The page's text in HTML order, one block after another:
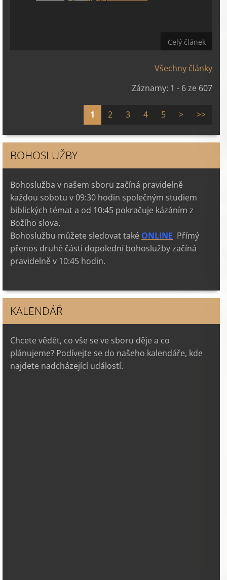
Celý článek
Všechny články
Záznamy: 1 - 6 ze 607
1 2 3 4 5 > >>
BOHOSLUŽBY
Bohoslužba v našem sboru začíná pravidelně
každou sobotu v 09:30 hodin společným studiem
biblických témat a od 10:45 pokračuje kázáním z
Božího slova.
Bohoslužbu můžete sledovat také ONLINE. Přímý
přenos druhé části dopolední bohoslužby začíná
pravidelně v 10:45 hodin.
KALENDÁŘ
Chcete vědět, co vše se ve sboru děje a co
plánujeme? Podívejte se do našeho kalendáře, kde
najdete nadcházející událostí.